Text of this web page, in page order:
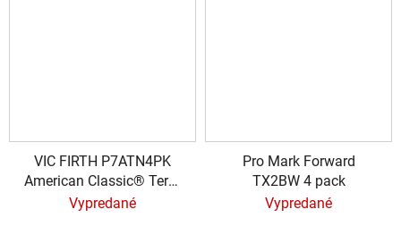
VIC FIRTH P7ATN4PK
American Classic® Terra
Series 4pr Value Pack
Vypredané
Pro Mark Forward
TX2BW 4 pack
Vypredané